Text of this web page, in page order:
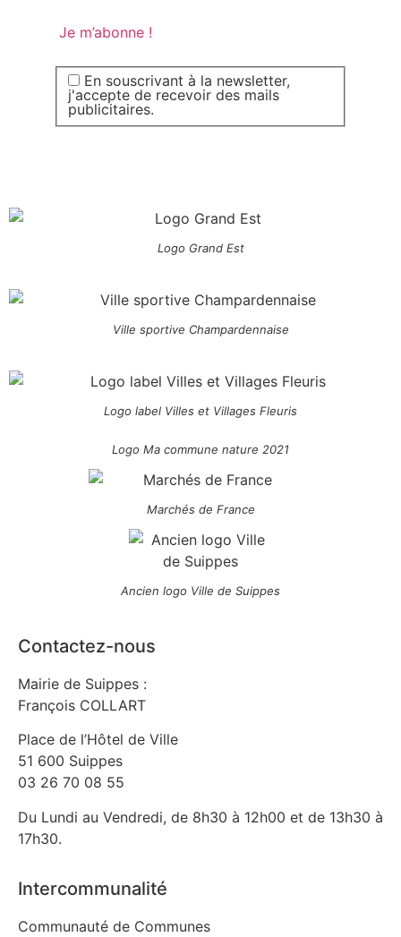
En souscrivant à la newsletter,
j'accepte de recevoir des mails
publicitaires.
Logo Grand Est
Ville sportive Champardennaise
Logo label Villes et Villages Fleuris
Logo Ma commune nature 2021
Marchés de France
Ancien logo Ville de Suippes
Contactez-nous
Mairie de Suippes :
François COLLART
Place de l’Hôtel de Ville
51 600 Suippes
03 26 70 08 55
Du Lundi au Vendredi, de 8h30 à 12h00 et de 13h30 à
17h30.
Intercommunalité
Communauté de Communes